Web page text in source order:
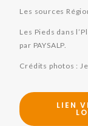
Les sources
Les Pieds dans
par PAYSALP.
Crédits photos :
LIEN